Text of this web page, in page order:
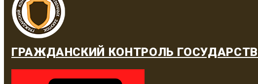
ГРАЖДАНСКИЙ КОНТРОЛЬ